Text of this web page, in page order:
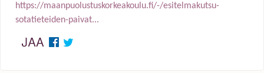
https://maanpuolustuskorkeakoulu.fi/-/esitelmakutsu-
sotatieteiden-paivat...